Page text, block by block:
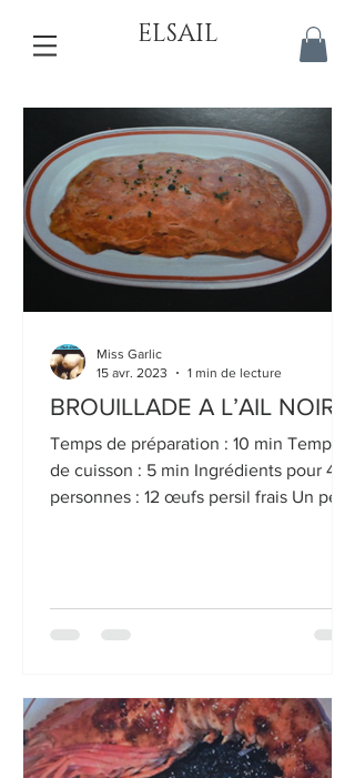
ELSAIL
BROUILLADE A L’AIL NOIR
Temps de préparation : 10 min Temps
de cuisson : 5 min Ingrédients pour 4
personnes : 12 œufs persil frais Un peu
Miss Garlic
15 avr. 2023
1 min de lecture